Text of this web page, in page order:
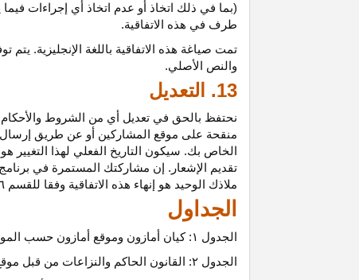
(بما في ذلك اتخاذ أو عدم اتخاذ أي إجراءات
طرف في هذه الاتفاقية.
تمت صياغة هذه الاتفاقية باللغة الإنجليزية. يتم
والنص
الأصلي.
13. التعديل
نحتفظ بالحق في تعديل أي من الشروط والأحكام
منقحة على موقع المشاركين أو عن طريق إرسال
الخاص بك. سيكون التاريخ الفعلي لهذا التغيير هو
تقديم الإشعار. إن مشاركتك المستمرة في
ملاذك الوحيد هو إنهاء هذه الاتفاقية وفقا للقسم ٦.
الجداول
الجدول ۱:
كيان أمازون وموقع أمازون حسب
الجدول ۲: القانون الحاكم والنزاعات من قبل